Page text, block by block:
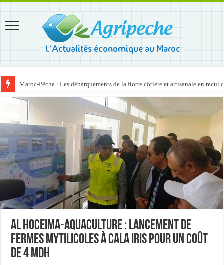
Maroc-Pêche : Les débarquements de la flotte côtière et artisanale en recul
Al Hoceima-Aquaculture : Lancement de
fermes mytilicoles à Cala Iris pour un coût
de 4 MDH